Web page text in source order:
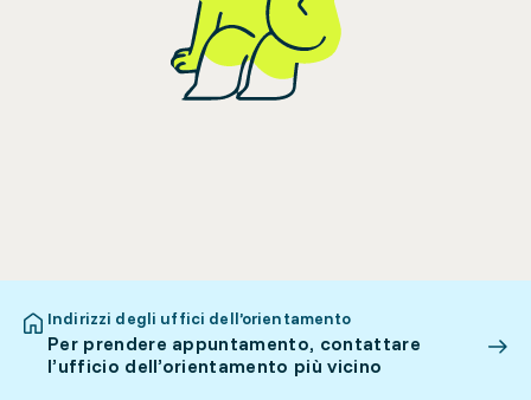
Indirizzi degli uffici dell’orientamento
Per prendere appuntamento, contattare
l’ufficio dell’orientamento più vicino